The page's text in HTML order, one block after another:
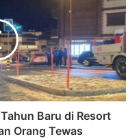
Baru di Resort
Orang Tewas